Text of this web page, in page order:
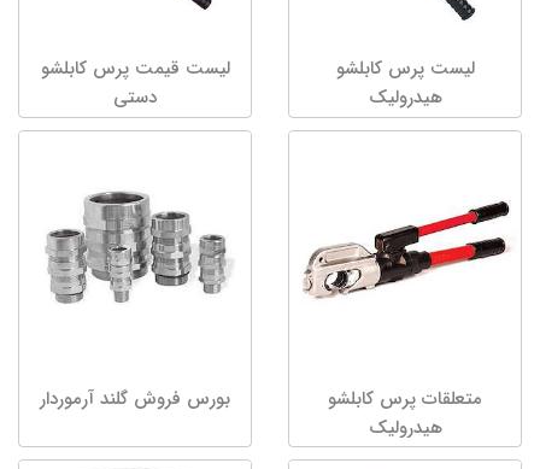
لیست پرس کابلشو
هیدرولیک
لیست قیمت پرس کابلشو
دستی
متعلقات پرس کابلشو
هیدرولیک
بورس فروش گلند آرموردار